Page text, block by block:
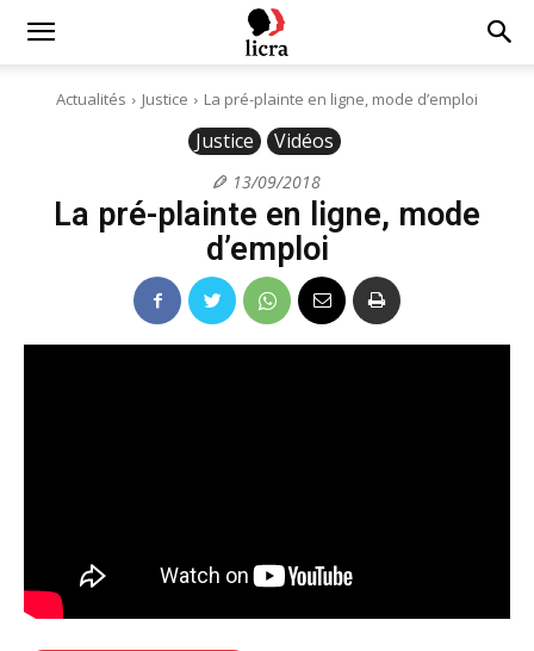
Licra
Actualités Justice La pré-plainte en ligne, mode d’emploi
Justice Vidéos
13/09/2018
La pré-plainte en ligne, mode
d’emploi